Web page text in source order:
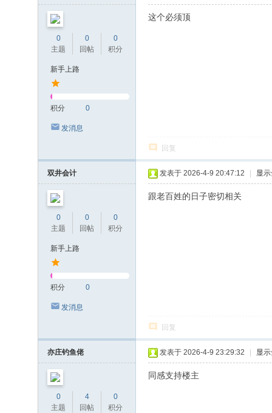
0
主题
0
回帖
0
积分
新手上路
积分 0
发消息
这个必须顶
回复
双井会计
0
主题
0
回帖
0
积分
新手上路
积分 0
发消息
发表于 2026-4-9 20:47:12 显
跟老百姓的日子密切相关
回复
亦庄钓鱼佬
0
主题
4
回帖
0
积分
发表于 2026-4-9 23:29:32 显
同感支持楼主